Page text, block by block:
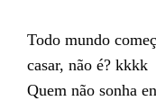
Todo mundo
casar, não é? kkkk
Quem não sonha